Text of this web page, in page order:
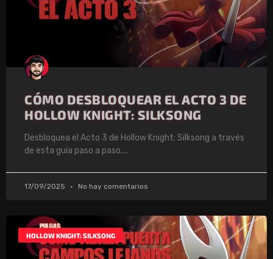
CÓMO DESBLOQUEAR EL ACTO 3 DE
HOLLOW KNIGHT: SILKSONG
Desbloquea el Acto 3 de Hollow Knight: Silksong a través
de esta guía paso a paso.
17/09/2025 No hay comentarios
HOLLOW KNIGHT: SILKSONG